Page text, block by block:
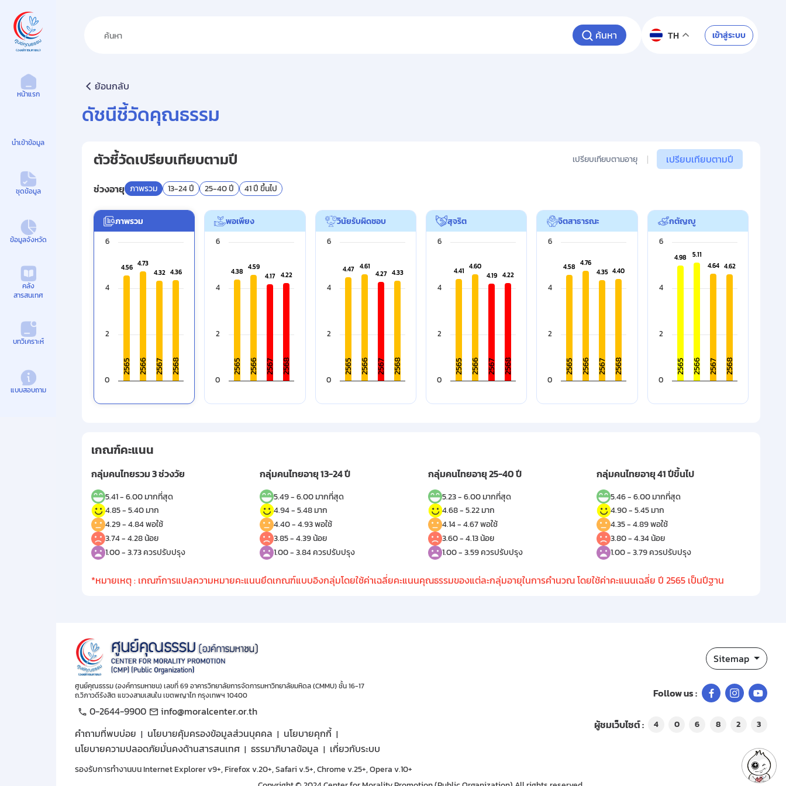
หน้าแรก
นำเข้าข้อมูล
ชุดข้อมูล
ข้อมูลจังหวัด
คลัง
สารสนเทศ
บทวิเคราะห์
แบบสอบถาม
ศูนย์คุณธรรม ค้นหา TH เข้าสู่ระบบ
ย้อนกลับ
ดัชนีชี้วัดคุณธรรม
เปรียบเทียบตามอายุ | เปรียบเทียบตามปี
ตัวชี้วัดเปรียบเทียบตามปี
ช่วงอายุ ภาพรวม 13-24 ปี 25-40 ปี 41 ปี ขึ้นไป
ภาพรวม
Chart
Bar chart with 4 bars.
The chart has 1 X axis displaying categories.
The chart has 1 Y axis displaying values. Data ranges from 4.32 to 4.73.
4.56
4.56 4.73
4.73
4.32
4.32 4.36
4.36
2565 2566 2567 2568
0
2
4
6
End of interactive chart.
พอเพียง
Chart
Bar chart with 4 bars.
The chart has 1 X axis displaying categories.
The chart has 1 Y axis displaying values. Data ranges from 4.17 to 4.59.
4.38
4.38 4.59
4.59
4.17
4.17 4.22
4.22
2565 2566 2567 2568
0
2
4
6
End of interactive chart.
วินัยรับผิดชอบ
Chart
Bar chart with 4 bars.
The chart has 1 X axis displaying categories.
The chart has 1 Y axis displaying values. Data ranges from 4.27 to 4.61.
4.47
4.47 4.61
4.61
4.27
4.27 4.33
4.33
2565 2566 2567 2568
0
2
4
6
End of interactive chart.
สุจริต
Chart
Bar chart with 4 bars.
The chart has 1 X axis displaying categories.
The chart has 1 Y axis displaying values. Data ranges from 4.19 to 4.6.
4.41
4.41 4.60
4.60
4.19
4.19 4.22
4.22
2565 2566 2567 2568
0
2
4
6
End of interactive chart.
จิตสาธารณะ
Chart
Bar chart with 4 bars.
The chart has 1 X axis displaying categories.
The chart has 1 Y axis displaying values. Data ranges
4.58
4.58 4.76
4.76
4.35
4.35 4.40
4.40
2565 2566 2567 2568
0
2
4
6
End of interactive chart.
กตัญญู
Chart
Bar chart with 4 bars.
The chart has 1 X axis
The chart has 1 Y axis
4.98
4.98 5.11
5.11
4.64
4.64 4.62
4.62
2565 2566 2567 2568
0
2
4
6
End of interactive chart.
เกณฑ์คะแนน
กลุ่มคนไทยรวม 3 ช่วงวัย
5.41 - 6.00 มากที่สุด
4.85 - 5.40 มาก
4.29 - 4.84 พอใช้
3.74 - 4.28 น้อย
1.00 - 3.73 ควรปรับปรุง
กลุ่มคนไทยอายุ 13-24 ปี
5.49 - 6.00 มากที่สุด
4.94 - 5.48 มาก
4.40 - 4.93 พอใช้
3.85 - 4.39 น้อย
1.00 - 3.84 ควรปรับปรุง
กลุ่มคนไทยอายุ 25-40 ปี
5.23 - 6.00 มากที่สุด
4.68 - 5.22 มาก
4.14 - 4.67 พอใช้
3.60 - 4.13 น้อย
1.00 - 3.59 ควรปรับปรุง
กลุ่มคนไทยอายุ 41 ปีขึ้นไป
5.46 - 6.00 มากที่สุด
4.90 - 5.45 มาก
4.35 - 4.89 พอใช้
3.80 - 4.34 น้อย
1.00 - 3.79 ควรปรับปรุง
*หมายเหตุ : เกณฑ์การแปลความหมายคะแนนยึดเกณฑ์แบบอิงกลุ่มโดยใช้ค่าเฉลี่ยคะแนนคุณธรรมของแต่ละกลุ่มอายุในการคำนวณ โดยใช้ค่าคะแนนเฉลี่ย ปี 2565 เป็นปีฐาน
ศูนย์คุณธรรม (องค์การมหาชน) เลขที่ 69 อาคารวิทยาลัยการจัดการมหาวิทยาลัยมหิดล (CMMU) ชั้น 16-17
ถ.วิภาวดีรังสิต แขวงสามเสนใน เขตพญาไท กรุงเทพฯ 10400
0-2644-9900
info@moralcenter.or.th
คำถามที่พบบ่อย
นโยบายคุ้มครองข้อมูลส่วนบุคคล
นโยบายคุกกี้
นโยบายความปลอดภัยมั่นคงด้านสารสนเทศ
ธรรมาภิบาลข้อมูล เกี่ยวกับระบบ
รองรับการทำงานบน Internet Explorer v9+, Firefox v.20+, Safari v.5+, Chrome v.25+, Opera v.10+
Sitemap
Follow us :
ผู้ชมเว็บไซต์ : 4 0 6 8 2 3